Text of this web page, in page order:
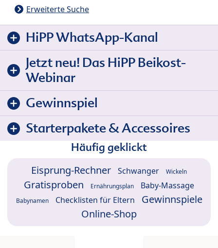
Erweiterte Suche
HiPP WhatsApp-Kanal
Jetzt neu! Das HiPP Beikost-
Webinar
Gewinnspiel
Starterpakete & Accessoires
Häufig geklickt
Eisprung-Rechner Schwanger Wickeln
Gratisproben Ernährungsplan Baby-Massage
Babynamen Checklisten für Eltern
Gewinnspiele
Online-Shop